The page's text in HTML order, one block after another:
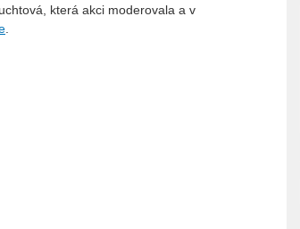
která akci moderovala a v
.